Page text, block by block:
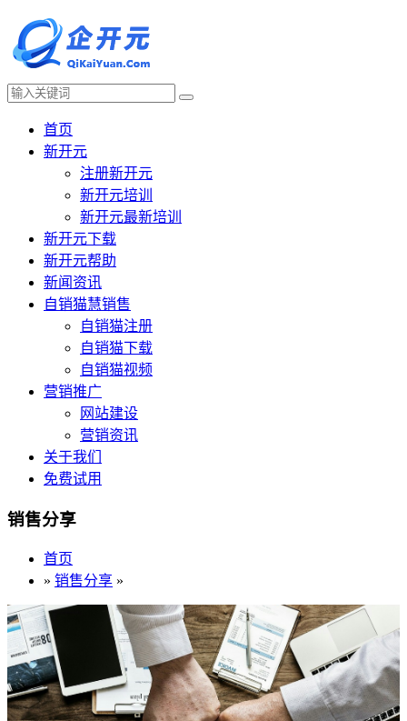
首页
新开元
注册新开元
新开元培训
新开元最新培训
新开元下载
新开元帮助
新闻资讯
自销猫慧销售
自销猫注册
自销猫下载
自销猫视频
营销推广
网站建设
营销资讯
关于我们
免费试用
销售分享
首页
» 销售分享 »